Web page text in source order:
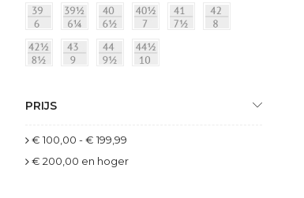
PRIJS
€ 100,00 -€ 199,99
€ 200,00 en hoger